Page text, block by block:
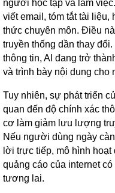
người học tập và làm
viết email, tóm tắt tài liệu,
thức chuyên môn. Điều
truyền thống dần thay
thông tin, AI đang trở
và trình bày nội dung cho
Tuy nhiên, sự phát triển
quan đến độ chính xác
cơ làm giảm lưu lượng
Nếu người dùng ngày
lời trực tiếp, mô hình
quảng cáo của internet
tương lai.